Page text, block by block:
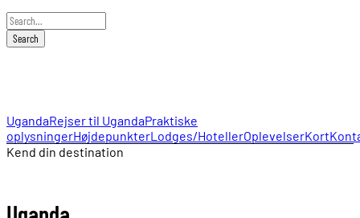
UgandaRejser til UgandaPraktiske
oplysningerHøjdepunkterLodges/HotellerOplevelserKort
Kend din destination